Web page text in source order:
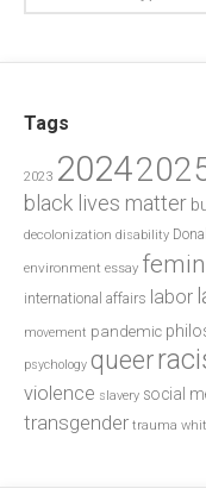
Tags
2023 2024
black lives matter
decolonization disability
environment essay
international affairs labor
movement pandemic
psychology queer
violence slavery social
transgender trauma